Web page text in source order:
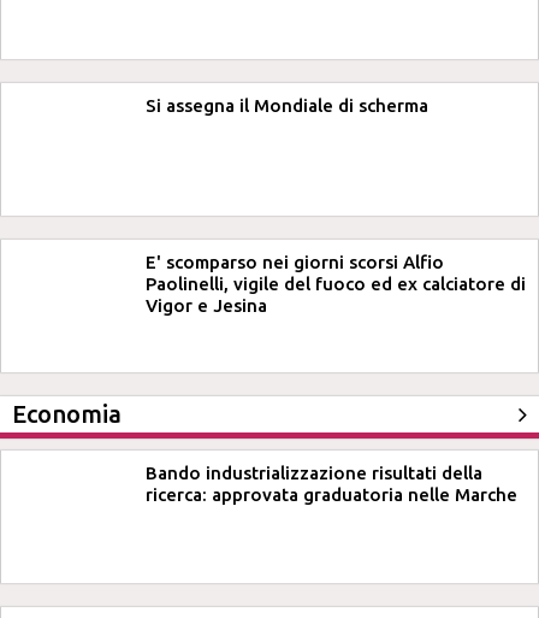
Si assegna il Mondiale di scherma
E' scomparso nei giorni scorsi Alfio
Paolinelli, vigile del fuoco ed ex calciatore di
Vigor e Jesina
Economia
Bando industrializzazione risultati della
ricerca: approvata graduatoria nelle Marche